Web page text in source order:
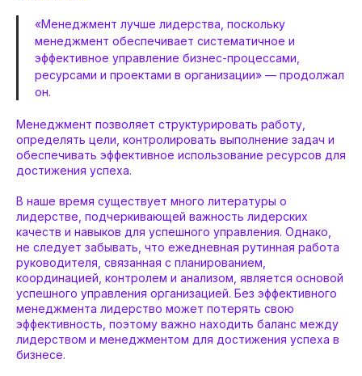
«Менеджмент лучше лидерства, поскольку
менеджмент обеспечивает систематичное и
эффективное управление бизнес-процессами,
ресурсами и проектами в организации» — продолжал
он.
Менеджмент позволяет структурировать работу,
определять цели, контролировать выполнение задач и
обеспечивать эффективное использование ресурсов для
достижения успеха.
В наше время существует много литературы о
лидерстве, подчеркивающей важность лидерских
качеств и навыков для успешного управления. Однако,
не следует забывать, что ежедневная рутинная работа
руководителя, связанная с планированием,
координацией, контролем и анализом, является основой
успешного управления организацией. Без эффективного
менеджмента лидерство может потерять свою
эффективность, поэтому важно находить баланс между
лидерством и менеджментом для достижения успеха в
бизнесе.